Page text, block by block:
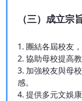
（三）成立宗
1. 團結各屆校友
2. 協助母校提高
3. 加強校友與母
感。
4. 提供多元文娛